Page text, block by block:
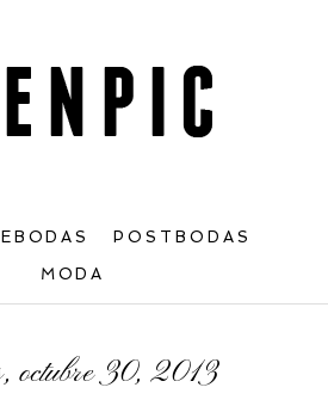
POSTBODAS
MODA
octubre 30, 2013